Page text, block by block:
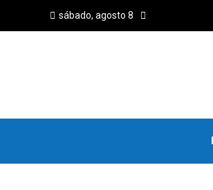
sábado, agosto 8